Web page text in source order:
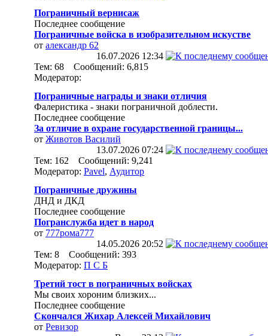
Пограничный вернисаж
Последнее сообщение
Пограничные войска в изобразительном искустве
от александр 62
16.07.2026 12:34
Тем: 68 Сообщений: 6,815
Модератор:
Пограничные награды и знаки отличия
Фалеристика - знаки пограничной доблести.
Последнее сообщение
За отличие в охране государственной границы...
от Животов Василий
13.07.2026 07:24
Тем: 162 Сообщений: 9,241
Модератор: Pavel, Аудитор
Пограничные дружины
ДНД и ДКД
Последнее сообщение
Погранслужба идет в народ
от 777рома777
14.05.2026 20:52
Тем: 8 Сообщений: 393
Модератор: П С Б
Третий тост в пограничных войсках
Мы своих хороним близких...
Последнее сообщение
Скончался Жихар Алексей Михайлович
от Ревизор